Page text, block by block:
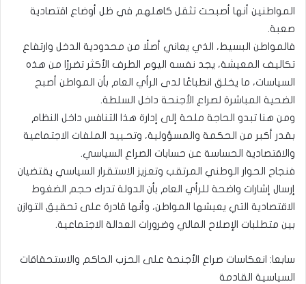
المواطنين أنها أصبحت تثقل كاهلهم في ظل أوضاع اقتصادية
صعبة.
فالمواطن البسيط، الذي يعاني أصلًا من محدودية الدخل وارتفاع
تكاليف المعيشة، يجد نفسه اليوم الطرف الأكثر تضررًا من هذه
السياسات، ما يخلق انطباعًا لدى الرأي العام بأن المواطن أصبح
الضحية المباشرة لصراع الأجنحة داخل السلطة.
ومن هنا تبدو الحاجة ملحة إلى إدارة هذا التنافس داخل النظام
بقدر أكبر من الحكمة والمسؤولية، وتحـييد الملفات الاجتماعية
والاقتصادية الحساسة عن حسابات الصراع السياسي.
فنجاح الحوار الوطني المرتقب وتعزيز الاستقرار السياسي يقتضيان
إرسال إشارات واضحة للرأي العام بأن الدولة تدرك حجم الضغوط
الاقتصادية التي يعيشها المواطن، وأنها قادرة على تحقيق التوازن
بين متطلبات الإصلاح المالي وضرورات العدالة الاجتماعية.
سابعا: انعكاسات صراع الأجنحة على الحزب الحاكم والاستحقاقات
السياسية القادمة